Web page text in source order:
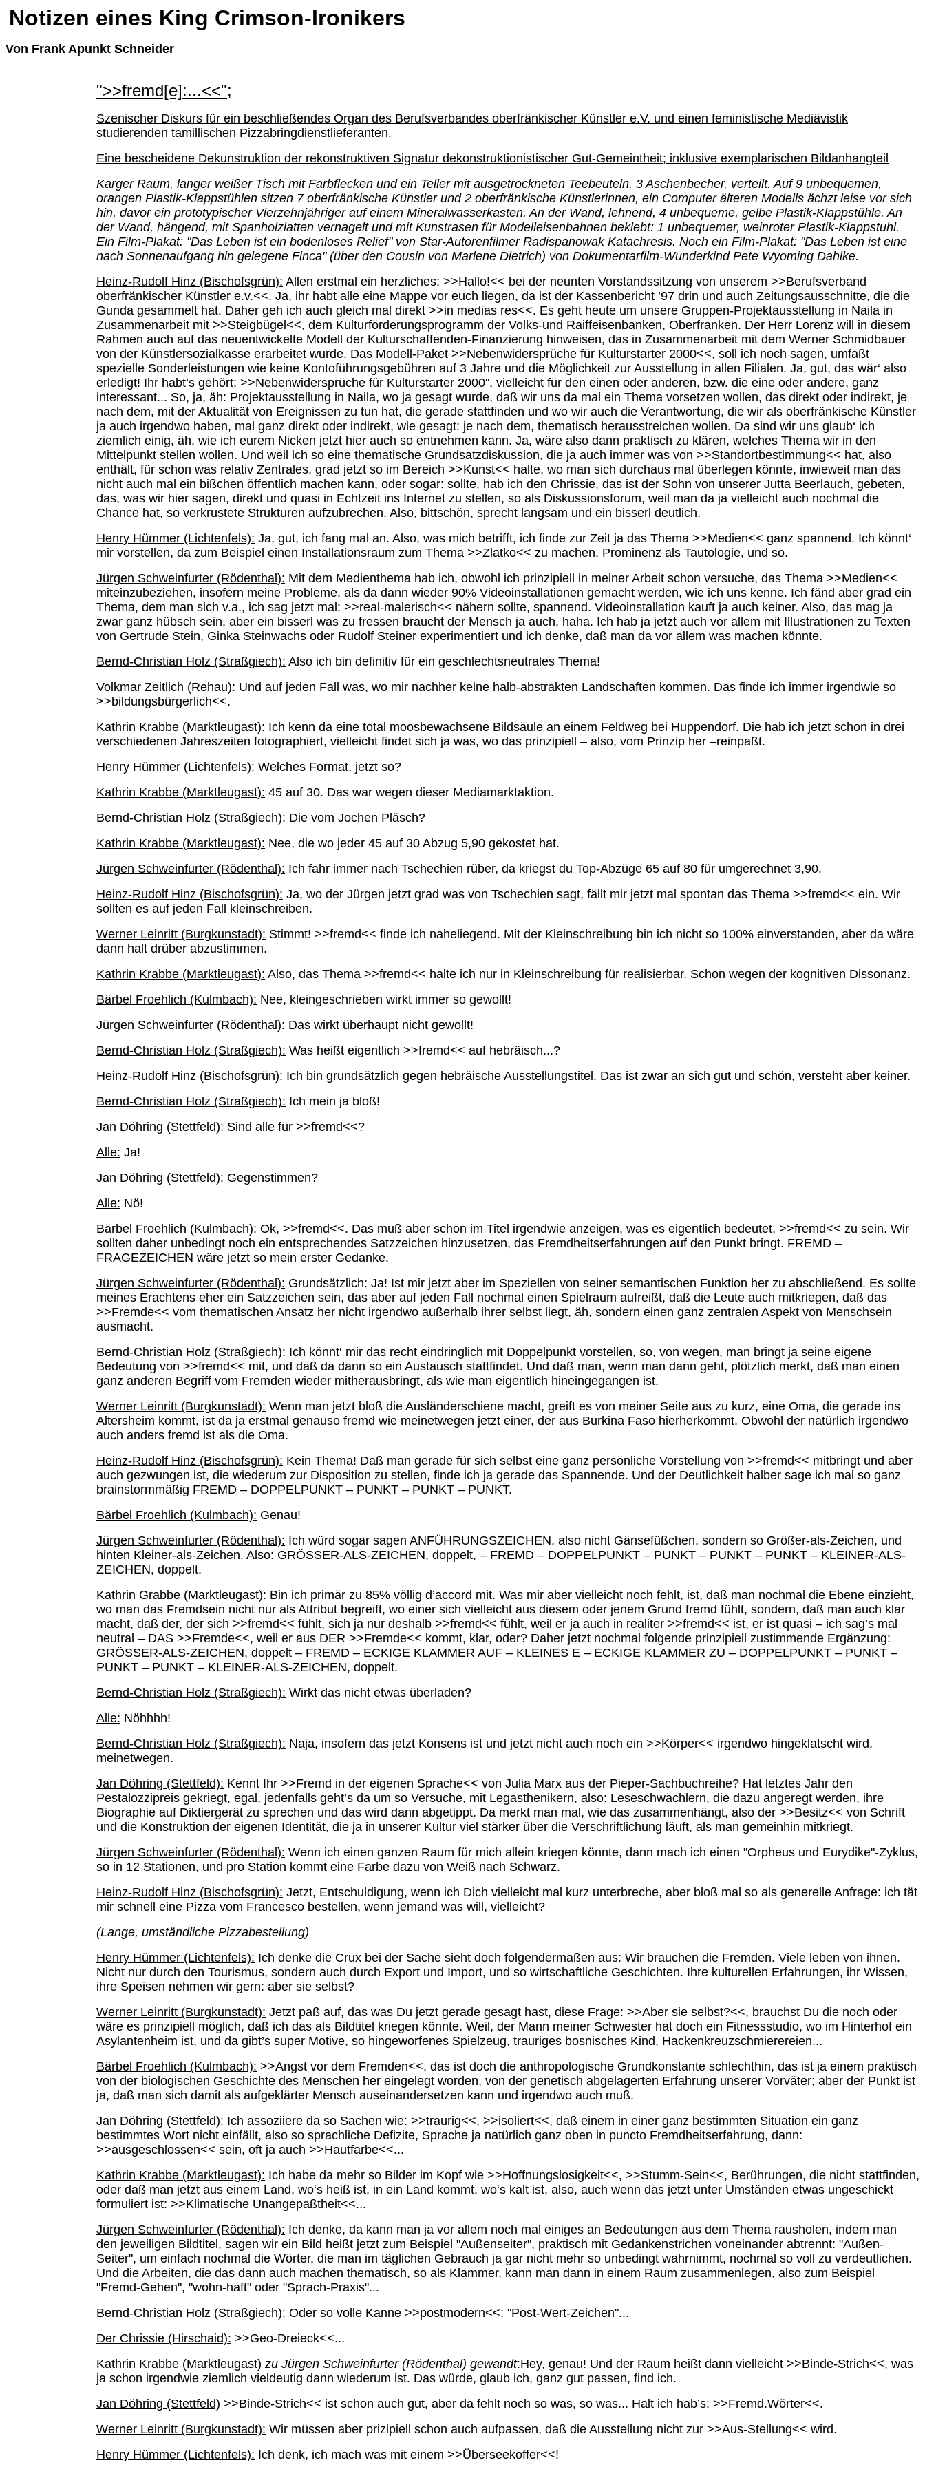
Notizen eines King Crimson-Ironikers
Von Frank Apunkt Schneider
">>fremd[e]:...<<";
Szenischer Diskurs für ein beschließendes Organ des Berufsverbandes oberfränkischer Künstler e.V. und einen feministische Mediävistik
studierenden tamillischen Pizzabringdienstlieferanten.
Eine bescheidene Dekunstruktion der rekonstruktiven Signatur dekonstruktionistischer Gut-Gemeintheit; inklusive exemplarischen Bildanhangteil
Karger Raum, langer weißer Tisch mit Farbflecken und ein Teller mit ausgetrockneten Teebeuteln. 3 Aschenbecher, verteilt. Auf 9 unbequemen,
orangen Plastik-Klappstühlen sitzen 7 oberfränkische Künstler und 2 oberfränkische Künstlerinnen, ein Computer älteren Modells ächzt leise vor sich
hin, davor ein prototypischer Vierzehnjähriger auf einem Mineralwasserkasten. An der Wand, lehnend, 4 unbequeme, gelbe Plastik-Klappstühle. An
der Wand, hängend, mit Spanholzlatten vernagelt und mit Kunstrasen für Modelleisenbahnen beklebt: 1 unbequemer, weinroter Plastik-Klappstuhl.
Ein Film-Plakat: "Das Leben ist ein bodenloses Relief" von Star-Autorenfilmer Radispanowak Katachresis. Noch ein Film-Plakat: "Das Leben ist eine
nach Sonnenaufgang hin gelegene Finca" (über den Cousin von Marlene Dietrich) von Dokumentarfilm-Wunderkind Pete Wyoming Dahlke.
Heinz-Rudolf Hinz (Bischofsgrün): Allen erstmal ein herzliches: >>Hallo!<< bei der neunten Vorstandssitzung von unserem >>Berufsverband
oberfränkischer Künstler e.v.<<. Ja, ihr habt alle eine Mappe vor euch liegen, da ist der Kassenbericht ’97 drin und auch Zeitungsausschnitte, die die
Gunda gesammelt hat. Daher geh ich auch gleich mal direkt >>in medias res<<. Es geht heute um unsere Gruppen-Projektausstellung in Naila in
Zusammenarbeit mit >>Steigbügel<<, dem Kulturförderungsprogramm der Volks-und Raiffeisenbanken, Oberfranken. Der Herr Lorenz will in diesem
Rahmen auch auf das neuentwickelte Modell der Kulturschaffenden-Finanzierung hinweisen, das in Zusammenarbeit mit dem Werner Schmidbauer
von der Künstlersozialkasse erarbeitet wurde. Das Modell-Paket >>Nebenwidersprüche für Kulturstarter 2000<<, soll ich noch sagen, umfaßt
spezielle Sonderleistungen wie keine Kontoführungsgebühren auf 3 Jahre und die Möglichkeit zur Ausstellung in allen Filialen. Ja, gut, das wär‘ also
erledigt! Ihr habt’s gehört: >>Nebenwidersprüche für Kulturstarter 2000", vielleicht für den einen oder anderen, bzw. die eine oder andere, ganz
interessant... So, ja, äh: Projektausstellung in Naila, wo ja gesagt wurde, daß wir uns da mal ein Thema vorsetzen wollen, das direkt oder indirekt, je
nach dem, mit der Aktualität von Ereignissen zu tun hat, die gerade stattfinden und wo wir auch die Verantwortung, die wir als oberfränkische Künstler
ja auch irgendwo haben, mal ganz direkt oder indirekt, wie gesagt: je nach dem, thematisch herausstreichen wollen. Da sind wir uns glaub‘ ich
ziemlich einig, äh, wie ich eurem Nicken jetzt hier auch so entnehmen kann. Ja, wäre also dann praktisch zu klären, welches Thema wir in den
Mittelpunkt stellen wollen. Und weil ich so eine thematische Grundsatzdiskussion, die ja auch immer was von >>Standortbestimmung<< hat, also
enthält, für schon was relativ Zentrales, grad jetzt so im Bereich >>Kunst<< halte, wo man sich durchaus mal überlegen könnte, inwieweit man das
nicht auch mal ein bißchen öffentlich machen kann, oder sogar: sollte, hab ich den Chrissie, das ist der Sohn von unserer Jutta Beerlauch, gebeten,
das, was wir hier sagen, direkt und quasi in Echtzeit ins Internet zu stellen, so als Diskussionsforum, weil man da ja vielleicht auch nochmal die
Chance hat, so verkrustete Strukturen aufzubrechen. Also, bittschön, sprecht langsam und ein bisserl deutlich.
Henry Hümmer (Lichtenfels): Ja, gut, ich fang mal an. Also, was mich betrifft, ich finde zur Zeit ja das Thema >>Medien<< ganz spannend. Ich könnt‘
mir vorstellen, da zum Beispiel einen Installationsraum zum Thema >>Zlatko<< zu machen. Prominenz als Tautologie, und so.
Jürgen Schweinfurter (Rödenthal): Mit dem Medienthema hab ich, obwohl ich prinzipiell in meiner Arbeit schon versuche, das Thema >>Medien<<
miteinzubeziehen, insofern meine Probleme, als da dann wieder 90% Videoinstallationen gemacht werden, wie ich uns kenne. Ich fänd aber grad ein
Thema, dem man sich v.a., ich sag jetzt mal: >>real-malerisch<< nähern sollte, spannend. Videoinstallation kauft ja auch keiner. Also, das mag ja
zwar ganz hübsch sein, aber ein bisserl was zu fressen braucht der Mensch ja auch, haha. Ich hab ja jetzt auch vor allem mit Illustrationen zu Texten
von Gertrude Stein, Ginka Steinwachs oder Rudolf Steiner experimentiert und ich denke, daß man da vor allem was machen könnte.
Bernd-Christian Holz (Straßgiech): Also ich bin definitiv für ein geschlechtsneutrales Thema!
Volkmar Zeitlich (Rehau): Und auf jeden Fall was, wo mir nachher keine halb-abstrakten Landschaften kommen. Das finde ich immer irgendwie so
>>bildungsbürgerlich<<.
Kathrin Krabbe (Marktleugast): Ich kenn da eine total moosbewachsene Bildsäule an einem Feldweg bei Huppendorf. Die hab ich jetzt schon in drei
verschiedenen Jahreszeiten fotographiert, vielleicht findet sich ja was, wo das prinzipiell – also, vom Prinzip her –reinpaßt.
Henry Hümmer (Lichtenfels): Welches Format, jetzt so?
Kathrin Krabbe (Marktleugast): 45 auf 30. Das war wegen dieser Mediamarktaktion.
Bernd-Christian Holz (Straßgiech): Die vom Jochen Pläsch?
Kathrin Krabbe (Marktleugast): Nee, die wo jeder 45 auf 30 Abzug 5,90 gekostet hat.
Jürgen Schweinfurter (Rödenthal): Ich fahr immer nach Tschechien rüber, da kriegst du Top-Abzüge 65 auf 80 für umgerechnet 3,90.
Heinz-Rudolf Hinz (Bischofsgrün): Ja, wo der Jürgen jetzt grad was von Tschechien sagt, fällt mir jetzt mal spontan das Thema >>fremd<< ein. Wir
sollten es auf jeden Fall kleinschreiben.
Werner Leinritt (Burgkunstadt): Stimmt! >>fremd<< finde ich naheliegend. Mit der Kleinschreibung bin ich nicht so 100% einverstanden, aber da wäre
dann halt drüber abzustimmen.
Kathrin Krabbe (Marktleugast): Also, das Thema >>fremd<< halte ich nur in Kleinschreibung für realisierbar. Schon wegen der kognitiven Dissonanz.
Bärbel Froehlich (Kulmbach): Nee, kleingeschrieben wirkt immer so gewollt!
Jürgen Schweinfurter (Rödenthal): Das wirkt überhaupt nicht gewollt!
Bernd-Christian Holz (Straßgiech): Was heißt eigentlich >>fremd<< auf hebräisch...?
Heinz-Rudolf Hinz (Bischofsgrün): Ich bin grundsätzlich gegen hebräische Ausstellungstitel. Das ist zwar an sich gut und schön, versteht aber keiner.
Bernd-Christian Holz (Straßgiech): Ich mein ja bloß!
Jan Döhring (Stettfeld): Sind alle für >>fremd<<?
Alle: Ja!
Jan Döhring (Stettfeld): Gegenstimmen?
Alle: Nö!
Bärbel Froehlich (Kulmbach): Ok, >>fremd<<. Das muß aber schon im Titel irgendwie anzeigen, was es eigentlich bedeutet, >>fremd<< zu sein. Wir
sollten daher unbedingt noch ein entsprechendes Satzzeichen hinzusetzen, das Fremdheitserfahrungen auf den Punkt bringt. FREMD –
FRAGEZEICHEN wäre jetzt so mein erster Gedanke.
Jürgen Schweinfurter (Rödenthal): Grundsätzlich: Ja! Ist mir jetzt aber im Speziellen von seiner semantischen Funktion her zu abschließend. Es sollte
meines Erachtens eher ein Satzzeichen sein, das aber auf jeden Fall nochmal einen Spielraum aufreißt, daß die Leute auch mitkriegen, daß das
>>Fremde<< vom thematischen Ansatz her nicht irgendwo außerhalb ihrer selbst liegt, äh, sondern einen ganz zentralen Aspekt von Menschsein
ausmacht.
Bernd-Christian Holz (Straßgiech): Ich könnt‘ mir das recht eindringlich mit Doppelpunkt vorstellen, so, von wegen, man bringt ja seine eigene
Bedeutung von >>fremd<< mit, und daß da dann so ein Austausch stattfindet. Und daß man, wenn man dann geht, plötzlich merkt, daß man einen
ganz anderen Begriff vom Fremden wieder mitherausbringt, als wie man eigentlich hineingegangen ist.
Werner Leinritt (Burgkunstadt): Wenn man jetzt bloß die Ausländerschiene macht, greift es von meiner Seite aus zu kurz, eine Oma, die gerade ins
Altersheim kommt, ist da ja erstmal genauso fremd wie meinetwegen jetzt einer, der aus Burkina Faso hierherkommt. Obwohl der natürlich irgendwo
auch anders fremd ist als die Oma.
Heinz-Rudolf Hinz (Bischofsgrün): Kein Thema! Daß man gerade für sich selbst eine ganz persönliche Vorstellung von >>fremd<< mitbringt und aber
auch gezwungen ist, die wiederum zur Disposition zu stellen, finde ich ja gerade das Spannende. Und der Deutlichkeit halber sage ich mal so ganz
brainstormmäßig FREMD – DOPPELPUNKT – PUNKT – PUNKT – PUNKT.
Bärbel Froehlich (Kulmbach): Genau!
Jürgen Schweinfurter (Rödenthal): Ich würd sogar sagen ANFÜHRUNGSZEICHEN, also nicht Gänsefüßchen, sondern so Größer-als-Zeichen, und
hinten Kleiner-als-Zeichen. Also: GRÖSSER-ALS-ZEICHEN, doppelt, – FREMD – DOPPELPUNKT – PUNKT – PUNKT – PUNKT – KLEINER-ALS-
ZEICHEN, doppelt.
Kathrin Grabbe (Marktleugast): Bin ich primär zu 85% völlig d’accord mit. Was mir aber vielleicht noch fehlt, ist, daß man nochmal die Ebene einzieht,
wo man das Fremdsein nicht nur als Attribut begreift, wo einer sich vielleicht aus diesem oder jenem Grund fremd fühlt, sondern, daß man auch klar
macht, daß der, der sich >>fremd<< fühlt, sich ja nur deshalb >>fremd<< fühlt, weil er ja auch in realiter >>fremd<< ist, er ist quasi – ich sag’s mal
neutral – DAS >>Fremde<<, weil er aus DER >>Fremde<< kommt, klar, oder? Daher jetzt nochmal folgende prinzipiell zustimmende Ergänzung:
GRÖSSER-ALS-ZEICHEN, doppelt – FREMD – ECKIGE KLAMMER AUF – KLEINES E – ECKIGE KLAMMER ZU – DOPPELPUNKT – PUNKT –
PUNKT – PUNKT – KLEINER-ALS-ZEICHEN, doppelt.
Bernd-Christian Holz (Straßgiech): Wirkt das nicht etwas überladen?
Alle: Nöhhhh!
Bernd-Christian Holz (Straßgiech): Naja, insofern das jetzt Konsens ist und jetzt nicht auch noch ein >>Körper<< irgendwo hingeklatscht wird,
meinetwegen.
Jan Döhring (Stettfeld): Kennt Ihr >>Fremd in der eigenen Sprache<< von Julia Marx aus der Pieper-Sachbuchreihe? Hat letztes Jahr den
Pestalozzipreis gekriegt, egal, jedenfalls geht’s da um so Versuche, mit Legasthenikern, also: Leseschwächlern, die dazu angeregt werden, ihre
Biographie auf Diktiergerät zu sprechen und das wird dann abgetippt. Da merkt man mal, wie das zusammenhängt, also der >>Besitz<< von Schrift
und die Konstruktion der eigenen Identität, die ja in unserer Kultur viel stärker über die Verschriftlichung läuft, als man gemeinhin mitkriegt.
Jürgen Schweinfurter (Rödenthal): Wenn ich einen ganzen Raum für mich allein kriegen könnte, dann mach ich einen "Orpheus und Eurydike"-Zyklus,
so in 12 Stationen, und pro Station kommt eine Farbe dazu von Weiß nach Schwarz.
Heinz-Rudolf Hinz (Bischofsgrün): Jetzt, Entschuldigung, wenn ich Dich vielleicht mal kurz unterbreche, aber bloß mal so als generelle Anfrage: ich tät
mir schnell eine Pizza vom Francesco bestellen, wenn jemand was will, vielleicht?
(Lange, umständliche Pizzabestellung)
Henry Hümmer (Lichtenfels): Ich denke die Crux bei der Sache sieht doch folgendermaßen aus: Wir brauchen die Fremden. Viele leben von ihnen.
Nicht nur durch den Tourismus, sondern auch durch Export und Import, und so wirtschaftliche Geschichten. Ihre kulturellen Erfahrungen, ihr Wissen,
ihre Speisen nehmen wir gern: aber sie selbst?
Werner Leinritt (Burgkunstadt): Jetzt paß auf, das was Du jetzt gerade gesagt hast, diese Frage: >>Aber sie selbst?<<, brauchst Du die noch oder
wäre es prinzipiell möglich, daß ich das als Bildtitel kriegen könnte. Weil, der Mann meiner Schwester hat doch ein Fitnessstudio, wo im Hinterhof ein
Asylantenheim ist, und da gibt’s super Motive, so hingeworfenes Spielzeug, trauriges bosnisches Kind, Hackenkreuzschmierereien...
Bärbel Froehlich (Kulmbach): >>Angst vor dem Fremden<<, das ist doch die anthropologische Grundkonstante schlechthin, das ist ja einem praktisch
von der biologischen Geschichte des Menschen her eingelegt worden, von der genetisch abgelagerten Erfahrung unserer Vorväter; aber der Punkt ist
ja, daß man sich damit als aufgeklärter Mensch auseinandersetzen kann und irgendwo auch muß.
Jan Döhring (Stettfeld): Ich assoziiere da so Sachen wie: >>traurig<<, >>isoliert<<, daß einem in einer ganz bestimmten Situation ein ganz
bestimmtes Wort nicht einfällt, also so sprachliche Defizite, Sprache ja natürlich ganz oben in puncto Fremdheitserfahrung, dann:
>>ausgeschlossen<< sein, oft ja auch >>Hautfarbe<<...
Kathrin Krabbe (Marktleugast): Ich habe da mehr so Bilder im Kopf wie >>Hoffnungslosigkeit<<, >>Stumm-Sein<<, Berührungen, die nicht stattfinden,
oder daß man jetzt aus einem Land, wo‘s heiß ist, in ein Land kommt, wo‘s kalt ist, also, auch wenn das jetzt unter Umständen etwas ungeschickt
formuliert ist: >>Klimatische Unangepaßtheit<<...
Jürgen Schweinfurter (Rödenthal): Ich denke, da kann man ja vor allem noch mal einiges an Bedeutungen aus dem Thema rausholen, indem man
den jeweiligen Bildtitel, sagen wir ein Bild heißt jetzt zum Beispiel "Außenseiter", praktisch mit Gedankenstrichen voneinander abtrennt: "Außen-
Seiter", um einfach nochmal die Wörter, die man im täglichen Gebrauch ja gar nicht mehr so unbedingt wahrnimmt, nochmal so voll zu verdeutlichen.
Und die Arbeiten, die das dann auch machen thematisch, so als Klammer, kann man dann in einem Raum zusammenlegen, also zum Beispiel
"Fremd-Gehen", "wohn-haft" oder "Sprach-Praxis"...
Bernd-Christian Holz (Straßgiech): Oder so volle Kanne >>postmodern<<: "Post-Wert-Zeichen"...
Der Chrissie (Hirschaid): >>Geo-Dreieck<<...
Kathrin Krabbe (Marktleugast) zu Jürgen Schweinfurter (Rödenthal) gewandt:Hey, genau! Und der Raum heißt dann vielleicht >>Binde-Strich<<, was
ja schon irgendwie ziemlich vieldeutig dann wiederum ist. Das würde, glaub ich, ganz gut passen, find ich.
Jan Döhring (Stettfeld) >>Binde-Strich<< ist schon auch gut, aber da fehlt noch so was, so was... Halt ich hab’s: >>Fremd.Wörter<<.
Werner Leinritt (Burgkunstadt): Wir müssen aber prizipiell schon auch aufpassen, daß die Ausstellung nicht zur >>Aus-Stellung<< wird.
Henry Hümmer (Lichtenfels): Ich denk, ich mach was mit einem >>Überseekoffer<<!